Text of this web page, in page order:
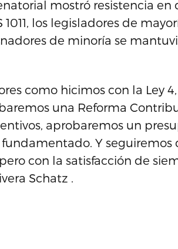
mostró resistencia en
los legisladores de
de minoría se
como hicimos con la Ley
una Reforma
aprobaremos un
Y
con la satisfacción de
Schatz .